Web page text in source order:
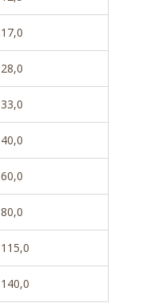
17,0
28,0
33,0
40,0
60,0
80,0
115,0
140,0